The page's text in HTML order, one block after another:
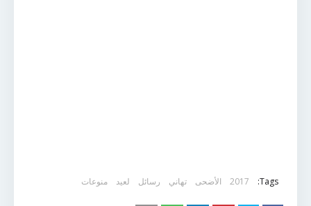
Tags:
2017 الأضحى تهاني رسائل لعيد منوعات